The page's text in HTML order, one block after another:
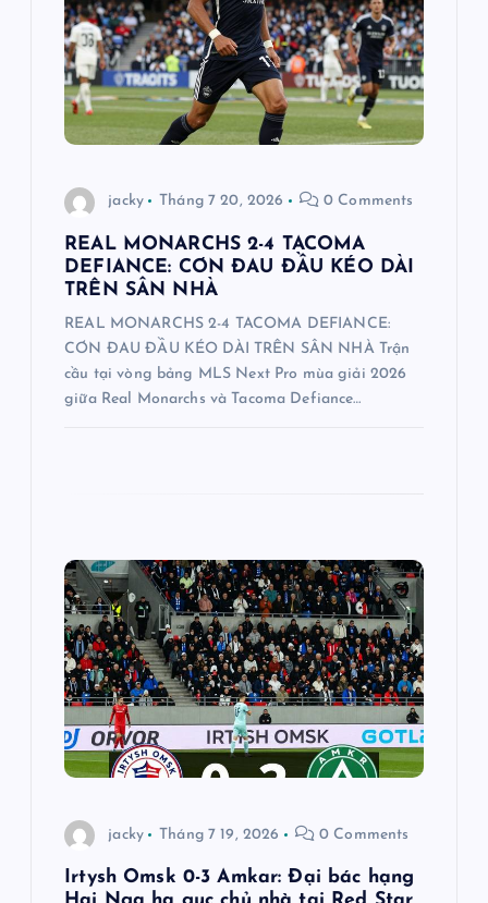
jacky Tháng 7 20, 2026 0 Comments
REAL MONARCHS 2-4 TACOMA
DEFIANCE: CƠN ĐAU ĐẦU KÉO DÀI
TRÊN SÂN NHÀ
REAL MONARCHS 2-4 TACOMA DEFIANCE:
CƠN ĐAU ĐẦU KÉO DÀI TRÊN SÂN NHÀ Trận
cầu tại vòng bảng MLS Next Pro mùa giải 2026
giữa Real Monarchs và Tacoma Defiance…
jacky Tháng 7 19, 2026 0 Comments
Irtysh Omsk 0-3 Amkar: Đại bác hạng